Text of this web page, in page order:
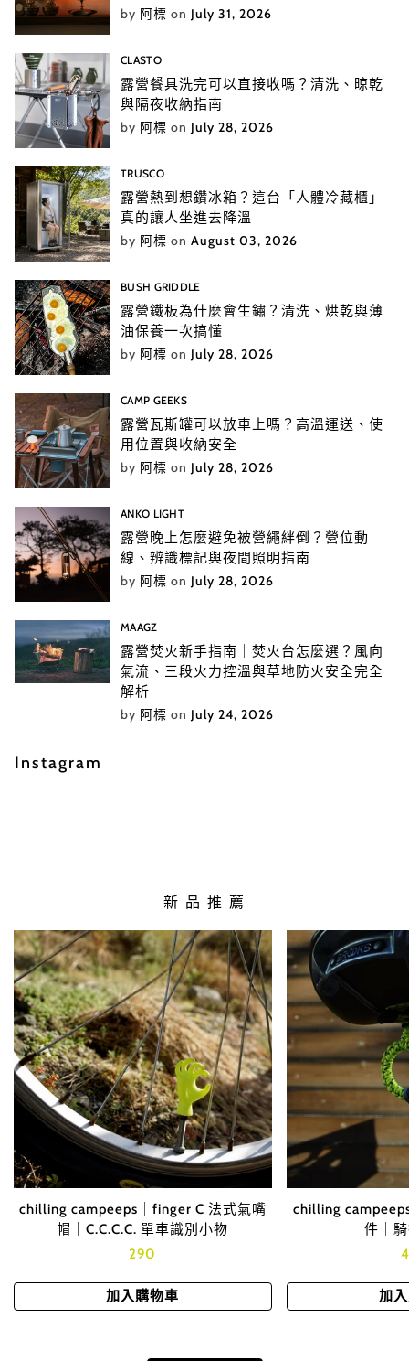
by 阿標 on July 31, 2026
CLASTO
露營餐具洗完可以直接收嗎？清洗、晾乾
與隔夜收納指南
by 阿標 on July 28, 2026
TRUSCO
露營熱到想鑽冰箱？這台「人體冷藏櫃」
真的讓人坐進去降溫
by 阿標 on August 03, 2026
BUSH GRIDDLE
露營鐵板為什麼會生鏽？清洗、烘乾與薄
油保養一次搞懂
by 阿標 on July 28, 2026
CAMP GEEKS
露營瓦斯罐可以放車上嗎？高溫運送、使
用位置與收納安全
by 阿標 on July 28, 2026
ANKO LIGHT
露營晚上怎麼避免被營繩絆倒？營位動
線、辨識標記與夜間照明指南
by 阿標 on July 28, 2026
MAAGZ
露營焚火新手指南｜焚火台怎麼選？風向
氣流、三段火力控溫與草地防火安全完全
解析
by 阿標 on July 24, 2026
Instagram
新 品 推 薦
chilling campeeps｜finger C 法式氣嘴
帽｜C.C.C.C. 單車識別小物
Translation
zh-
TW.products.product.price.regular_price
290
加入購物車
chilling
件｜
加